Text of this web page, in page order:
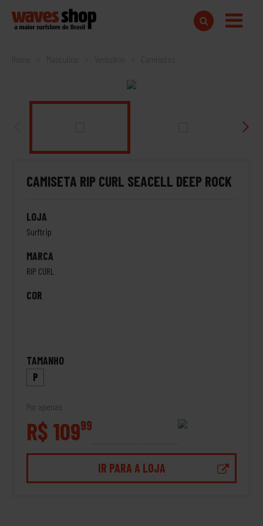
Home Camisetas
CAMISETA RIP CURL SEACELL DEEP ROCK
LOJA
Surftrip
MARCA
RIP CURL
COR
TAMANHO
P
Por apenas
R$ 10999
IR PARA A LOJA